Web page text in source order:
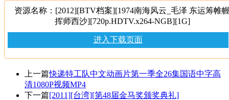
资源名称：[2012][BTV档案][1974南海风云_毛泽 东运筹帷
挥师西沙][720p.HDTV.x264-NGB][1G]
进入下载页面
上一篇快递特工队中文动画片第一季全26集国语中字高
清1080P视频MP4
下一篇[2011][台湾][第48届金马奖颁奖典礼]